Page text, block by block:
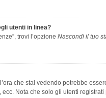
utenti in linea?
trovi l’opzione Nascondi il tuo
che stai vedendo potrebbe
Nota che solo gli utenti